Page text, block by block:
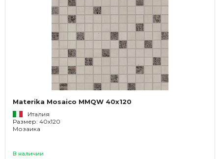
Materika Mosaico MMQW 40x120
Италия
Размер: 40x120
Мозаика
В наличии